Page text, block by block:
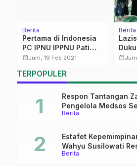
Berita
Pertama di Indonesia
PC IPNU IPPNU Pati
Suskes Gelar
calendar_monthJum, 19 Feb 2021
Berita
calendar_month
TERPOPULER
Berita
Respon Tantangan
Pengelola Medsos
Pekalongan Ikuti
Berita
Estafet
Wahyu Susilowati
Ma’arif Sapuran